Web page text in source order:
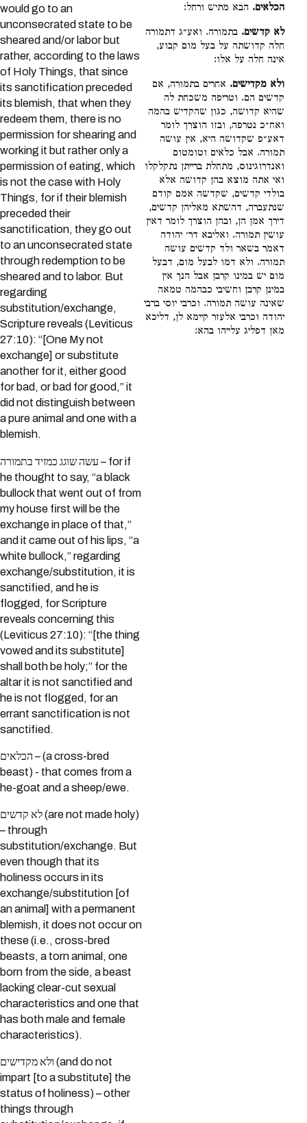
would go to an
unconsecrated state to be
sheared and/or labor but
rather, according to the laws
of Holy Things, that since
its sanctification preceded
its blemish, that when they
redeem them, there is no
permission for shearing and
working it but rather only a
permission of eating, which
is not the case with Holy
Things, for if their blemish
preceded their
sanctification, they go out
to an unconsecrated state
through redemption to be
sheared and to labor. But
regarding
substitution/exchange,
Scripture reveals (Leviticus
27:10): “[One My not
exchange] or substitute
another for it, either good
for bad, or bad for good,” it
did not distinguish between
a pure animal and one with a
blemish.
עשה שוגג כמזיד בתמורה – for if
he thought to say, “a black
bullock that went out of from
my house first will be the
exchange in place of that,”
and it came out of his lips, “a
white bullock,” regarding
exchange/substitution, it is
sanctified, and he is
flogged, for Scripture
reveals concerning this
(Leviticus 27:10): “[the thing
vowed and its substitute]
shall both be holy;” for the
altar it is not sanctified and
he is not flogged, for an
errant sanctification is not
sanctified.
הכלאים – (a cross-bred
beast) - that comes from a
he-goat and a sheep/ewe.
לא קדשים (are not made holy)
– through
substitution/exchange. But
even though that its
holiness occurs in its
exchange/substitution [of
an animal] with a permanent
blemish, it does not occur on
these (i.e., cross-bred
beasts, a torn animal, one
born from the side, a beast
lacking clear-cut sexual
characteristics and one that
has both male and female
characteristics).
ולא מקדישים (and do not
impart [to a substitute] the
status of holiness) – other
things through
הכלאים. הבא מתיש ורחל:
לא קדשים. בתמורה. ואע״ג דתמורה
חלה קדושתה על בעל מום קבוע,
אינה חלה על אלו:
ולא מקדישים. אחרים בתמורה, אם
קדשים הם. וטריפה משכחת לה
שהיא קדושה, כגון שהקדיש בהמה
ואח״כ נטרפה, ובזו הוצרך לומר
דאע״פ שקדושה היא, אין עושה
תמורה. אבל כלאים וטומטום
ואנדרוגינוס, מתחלת ברייתן נתקלקלו
ואי אתה מוצא בהן קדושה אלא
בולדי קדשים, שקדשה אמם קודם
שנתעברה, דהשתא מאליהן קדשים,
דירך אמן הן, ובהן הוצרך לומר דאין
עושין תמורה. ואליבא דר׳ יהודה
דאמר בשאר ולד קדשים עושה
תמורה. ולא דמו לבעל מום, דבעל
מום יש במינו קרבן אבל הנך אין
במינן קרבן וחשיבי כבהמה טמאה
שאינה עושה תמורה. וכרבי יוסי ברבי
יהודה וכרבי אלעזר קיימא לן, דליכא
מאן דפליג עלייהו בהא: